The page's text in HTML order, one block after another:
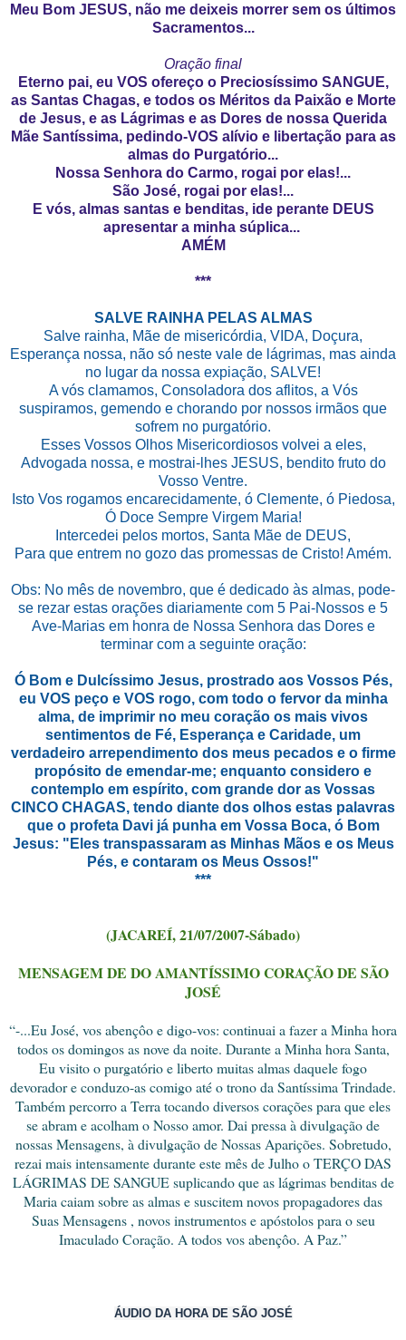
Meu Bom JESUS, não me deixeis morrer sem os últimos
Sacramentos...
Oração final
Eterno pai, eu VOS ofereço o Preciosíssimo SANGUE,
as Santas Chagas, e todos os Méritos da Paixão e Morte
de Jesus, e as Lágrimas e as Dores de nossa Querida
Mãe Santíssima, pedindo-VOS alívio e libertação para as
almas do Purgatório...
Nossa Senhora do Carmo, rogai por elas!...
São José, rogai por elas!...
E vós, almas santas e benditas, ide perante DEUS
apresentar a minha súplica...
AMÉM
***
SALVE RAINHA PELAS ALMAS
Salve rainha, Mãe de misericórdia, VIDA, Doçura,
Esperança nossa, não só neste vale de lágrimas, mas ainda
no lugar da nossa expiação, SALVE!
A vós clamamos, Consoladora dos aflitos, a Vós
suspiramos, gemendo e chorando por nossos irmãos que
sofrem no purgatório.
Esses Vossos Olhos Misericordiosos volvei a eles,
Advogada nossa, e mostrai-lhes JESUS, bendito fruto do
Vosso Ventre.
Isto Vos rogamos encarecidamente, ó Clemente, ó Piedosa,
Ó Doce Sempre Virgem Maria!
Intercedei pelos mortos, Santa Mãe de DEUS,
Para que entrem no gozo das promessas de Cristo! Amém.
Obs: No mês de novembro, que é dedicado às almas, pode-
se rezar estas orações diariamente com 5 Pai-Nossos e 5
Ave-Marias em honra de Nossa Senhora das Dores e
terminar com a seguinte oração:
Ó Bom e Dulcíssimo Jesus, prostrado aos Vossos Pés,
eu VOS peço e VOS rogo, com todo o fervor da minha
alma, de imprimir no meu coração os mais vivos
sentimentos de Fé, Esperança e Caridade, um
verdadeiro arrependimento dos meus pecados e o firme
propósito de emendar-me; enquanto considero e
contemplo em espírito, com grande dor as Vossas
CINCO CHAGAS, tendo diante dos olhos estas palavras
que o profeta Davi já punha em Vossa Boca, ó Bom
Jesus: "Eles transpassaram as Minhas Mãos e os Meus
Pés, e contaram os Meus Ossos!"
***
(JACAREÍ, 21/07/2007-Sábado)
MENSAGEM DE DO AMANTÍSSIMO CORAÇÃO DE SÃO
JOSÉ
“-...Eu José, vos abençôo e digo-vos: continuai a fazer a Minha hora
todos os domingos as nove da noite. Durante a Minha hora Santa,
Eu visito o purgatório e liberto muitas almas daquele fogo
devorador e conduzo-as comigo até o trono da Santíssima Trindade.
Também percorro a Terra tocando diversos corações para que eles
se abram e acolham o Nosso amor. Dai pressa à divulgação de
nossas Mensagens, à divulgação de Nossas Aparições. Sobretudo,
rezai mais intensamente durante este mês de Julho o TERÇO DAS
LÁGRIMAS DE SANGUE suplicando que as lágrimas benditas de
Maria caiam sobre as almas e suscitem novos propagadores das
Suas Mensagens , novos instrumentos e apóstolos para o seu
Imaculado Coração. A todos vos abençôo. A Paz.”
ÁUDIO DA HORA DE SÃO JOSÉ